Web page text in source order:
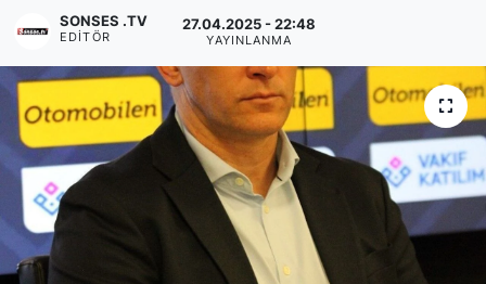
SONSES .TV
EDITÖR
27.04.2025 - 22:48
YAYINLANMA
SAĞLIK
Siyaset
YEREL HABER
Haberde insan
Haber Arşivi